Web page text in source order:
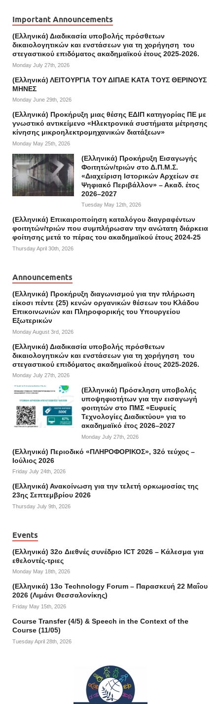
Important Announcements
(Ελληνικά) Διαδικασία υποβολής πρόσθετων
δικαιολογητικών και ενστάσεων για τη χορήγηση του
στεγαστικού επιδόματος ακαδημαϊκού έτους 2025-2026.
Monday July 27th, 2026
(Ελληνικά) ΛΕΙΤΟΥΡΓΙΑ ΤΟΥ ΔΙΠΑΕ ΚΑΤΑ ΤΟΥΣ ΘΕΡΙΝΟΥΣ
ΜΗΝΕΣ
Monday June 29th, 2026
(Ελληνικά) Προκήρυξη μιας θέσης ΕΔΙΠ κατηγορίας ΠΕ με
γνωστικό αντικείμενο «Ηλεκτρονικά συστήματα μέτρησης
κίνησης μικροηλεκτρομηχανικών διατάξεων»
Monday May 25th, 2026
(Ελληνικά) Προκήρυξη Εισαγωγής
Φοιτητών/τριών στο Δ.Π.Μ.Σ.
«Διαχείριση Ιστορικών Αρχείων σε
Ψηφιακό Περιβάλλον» – Ακαδ. έτος
2026–2027
Tuesday May 12th, 2026
(Ελληνικά) Επικαιροποίηση καταλόγου διαγραφέντων
φοιτητών/τριών που συμπλήρωσαν την ανώτατη διάρκεια
φοίτησης μετά το πέρας του ακαδημαϊκού έτους 2024-25
Thursday April 30th, 2026
Announcements
(Ελληνικά) Προκήρυξη διαγωνισμού για την πλήρωση
είκοσι πέντε (25) κενών οργανικών θέσεων του Κλάδου
Επικοινωνιών και Πληροφορικής του Υπουργείου
Εξωτερικών
Monday August 3rd, 2026
(Ελληνικά) Διαδικασία υποβολής πρόσθετων
δικαιολογητικών και ενστάσεων για τη χορήγηση του
στεγαστικού επιδόματος ακαδημαϊκού έτους 2025-2026.
Monday July 27th, 2026
(Ελληνικά) Πρόσκληση υποβολής
υποψηφιοτήτων για την εισαγωγή
φοιτητών στο ΠΜΣ «Ευφυείς
Τεχνολογίες Διαδικτύου» για το
ακαδημαϊκό έτος 2026–2027
Monday July 27th, 2026
(Ελληνικά) Περιοδικό «ΠΛΗΡΟΦΟΡΙΚΟΣ», 32ό τεύχος –
Ιούλιος 2026
Friday July 24th, 2026
(Ελληνικά) Ανακοίνωση για την τελετή ορκωμοσίας της
23ης Σεπτεμβρίου 2026
Thursday July 9th, 2026
Events
(Ελληνικά) 32o Διεθνές συνέδριο ICT 2026 – Κάλεσμα για
εθελοντές-τριες
Monday May 18th, 2026
(Ελληνικά) 13ο Technology Forum – Παρασκευή 22 Μαΐου
2026 (Λιμάνι Θεσσαλονίκης)
Friday May 15th, 2026
Course Transfer (4/5) & Speech in the Context of the
Course (11/05)
Tuesday April 28th, 2026